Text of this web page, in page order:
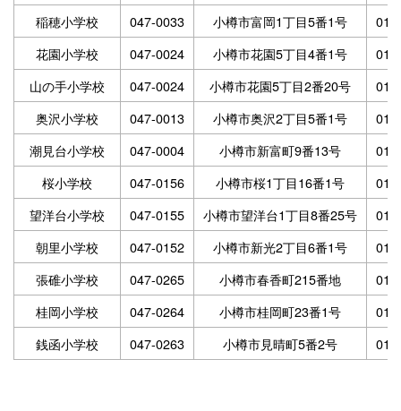
稲穂小学校
047-0033 小樽市富岡1丁目5番1号
花園小学校
047-0024 小樽市花園5丁目4番1号
山の手小学校
047-0024 小樽市花園5丁目2番20号
奥沢小学校
047-0013 小樽市奥沢2丁目5番1号
潮見台小学校
047-0004 小樽市新富町9番13号
桜小学校
047-0156 小樽市桜1丁目16番1号
望洋台小学校
047-0155 小樽市望洋台1丁目8番25号
朝里小学校
047-0152 小樽市新光2丁目6番1号
張碓小学校
047-0265 小樽市春香町215番地
桂岡小学校
047-0264 小樽市桂岡町23番1号
銭函小学校
047-0263 小樽市見晴町5番2号